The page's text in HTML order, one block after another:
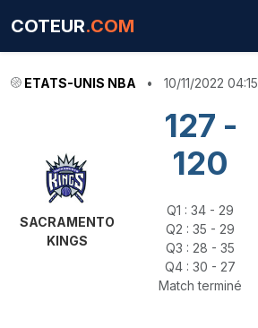
COTEUR.COM
ETATS-UNIS NBA • 10/11/2022 04:15
SACRAMENTO
KINGS
127 -
120
Q1 : 34 - 29
Q2 : 35 - 29
Q3 : 28 - 35
Q4 : 30 - 27
Match terminé